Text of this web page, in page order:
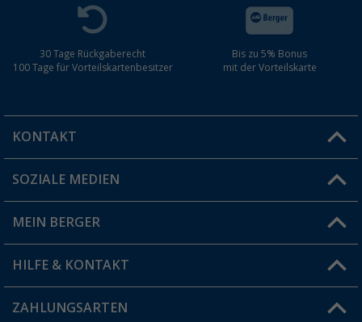
30 Tage Rückgaberecht
100 Tage für Vorteilskartenbesitzer
Bis zu 5% Bonus
mit der Vorteilskarte
KONTAKT
Du hast eine Frage?
Filiale finden
SOZIALE MEDIEN
MEIN BERGER
Vorteilskarte
Blog
HILFE & KONTAKT
FAQ & Kontakt
ZAHLUNGSARTEN